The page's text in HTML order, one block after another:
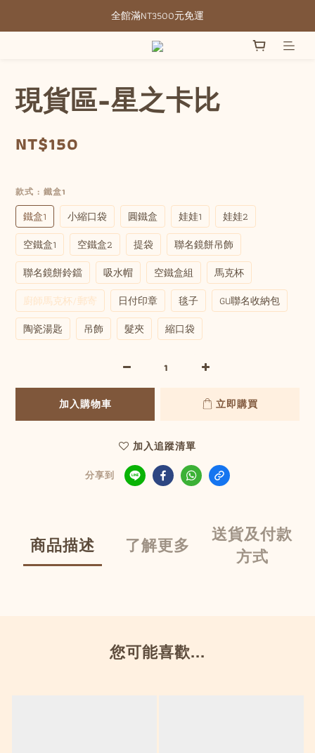
全館滿NT3500元免運
全館滿NT3500元免運
部分現貨＋預購20-30天不含假日
現貨區-星之卡比
NT$150
款式 : 鐵盒1
鐵盒1 小縮口袋 圓鐵盒 娃娃1
娃娃2
空鐵盒1
空鐵盒2 提袋
聯名鏡餅吊飾
聯名鏡餅鈴鐺
吸水帽 空鐵盒組
馬克杯
廚師馬克杯/郵寄
日付印章 毯子
GU聯名收納包
陶瓷湯匙
吊飾 髮夾 縮口袋
加入購物車 立即購買
加入追蹤清單
分享到
商品描述 了解更多
送貨及付款
方式
您可能喜歡...